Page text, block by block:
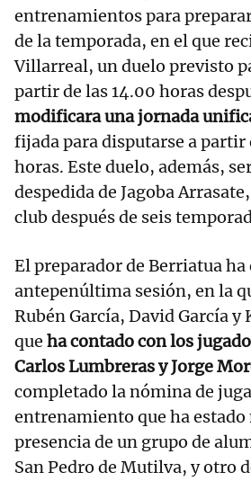
entrenamientos para
de la temporada, en el que
Villarreal, un duelo previsto
partir de las 14.00 horas
modificara una jornada
fijada para disputarse a partir
horas. Este duelo, además,
despedida de Jagoba
club después de seis
El preparador de Berriatua
antepenúltima sesión, en la
Rubén García, David García y
que ha contado con los
Carlos Lumbreras y Jorge
completado la nómina de
entrenamiento que ha estado
presencia de un grupo de
San Pedro de Mutilva, y otro